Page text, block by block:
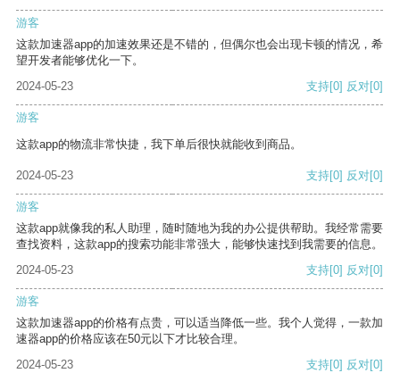
游客
这款加速器app的加速效果还是不错的，但偶尔也会出现卡顿的情况，希
望开发者能够优化一下。
2024-05-23
支持[0] 反对[0]
游客
这款app的物流非常快捷，我下单后很快就能收到商品。
2024-05-23 支持[0] 反对[0]
游客
这款app就像我的私人助理，随时随地为我的办公提供帮助。我经常需要
查找资料，这款app的搜索功能非常强大，能够快速找到我需要的信息。
2024-05-23
支持[0] 反对[0]
游客
这款加速器app的价格有点贵，可以适当降低一些。我个人觉得，一款加
速器app的价格应该在50元以下才比较合理。
2024-05-23
支持[0] 反对[0]